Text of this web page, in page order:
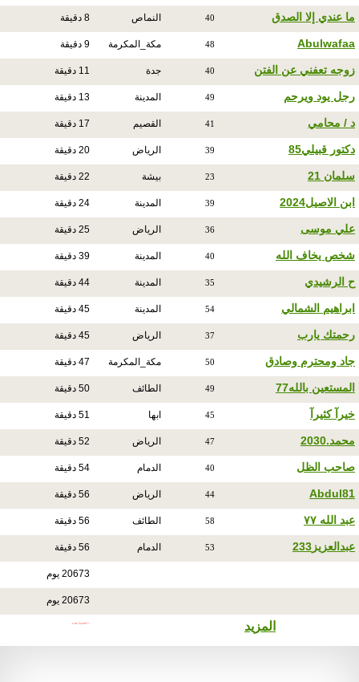
ما عندي إلا الصدق 40 النماص 8 دقيقة
Abulwafaa
48 مكة_المكرمة 9 دقيقة
زوجه تعفني عن الفتن 40 جدة 11 دقيقة
رجل يود ويرحم 49 المدينة 13 دقيقة
د / محامي 41 القصيم 17 دقيقة
دكتور قبيلي85 39 الرياض 20 دقيقة
سلمان 21 23 بيشة 22 دقيقة
ابن الاصيل2024 39 المدينة 24 دقيقة
علي موسى 36 الرياض 25 دقيقة
شخص يخاف الله 40 المدينة 39 دقيقة
ح الرشيدي 35 المدينة 44 دقيقة
ابراهيم الشمالي 54 المدينة 45 دقيقة
رحمتك يارب 37 الرياض 45 دقيقة
جاد ومحترم وصادق 50 مكة_المكرمة 47 دقيقة
المستعين بالله77 49 الطائف 50 دقيقة
خيرآ كثيرآ 45 ابها 51 دقيقة
محمد.2030 47 الرياض 52 دقيقة
صاحب الظل 40 الدمام 54 دقيقة
Abdul81
44 الرياض 56 دقيقة
عبد الله ٧٧ 58 الطائف 56 دقيقة
عبدالعزيز233 53 الدمام 56 دقيقة
20673 يوم
20673 يوم
المزيد